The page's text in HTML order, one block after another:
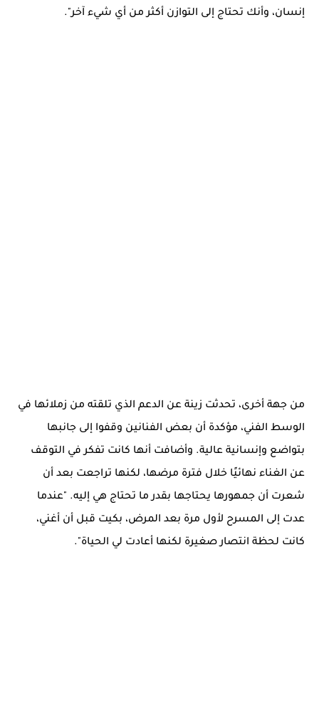
إنسان، وأنك تحتاج إلى التوازن أكثر من أي شيء آخر".
من جهة أخرى، تحدثت زينة عن الدعم الذي تلقته من زملائها في
الوسط الفني، مؤكدة أن بعض الفنانين وقفوا إلى جانبها
بتواضع وإنسانية عالية. وأضافت أنها كانت تفكر في التوقف
عن الغناء نهائيًا خلال فترة مرضها، لكنها تراجعت بعد أن
شعرت أن جمهورها يحتاجها بقدر ما تحتاج هي إليه. "عندما
عدت إلى المسرح لأول مرة بعد المرض، بكيت قبل أن أغني،
كانت لحظة انتصار صغيرة لكنها أعادت لي الحياة".